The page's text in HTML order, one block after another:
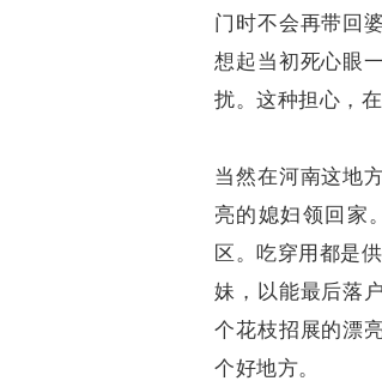
门时不会再带回
想起当初死心眼
扰。这种担心，
当然在河南这地
亮的媳妇领回家
区。吃穿用都是
妹，以能最后落
个花枝招展的漂
个好地方。